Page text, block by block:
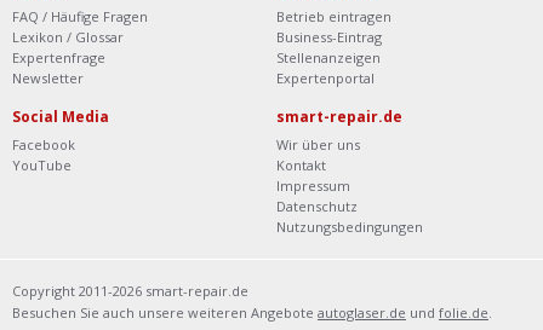
FAQ / Häufige Fragen
Lexikon / Glossar
Expertenfrage
Newsletter
Betrieb eintragen
Business-Eintrag
Stellenanzeigen
Expertenportal
Social Media
Facebook
YouTube
smart-repair.de
Wir über uns
Kontakt
Impressum
Datenschutz
Nutzungsbedingungen
Copyright 2011-2026 smart-repair.de
Besuchen Sie auch unsere weiteren Angebote autoglaser.de und folie.de